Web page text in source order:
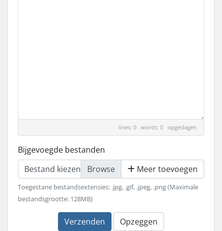
lines: 0 words: 0 opgeslagen
Bijgevoegde bestanden
Bestand kiezen
Meer toevoegen
Toegestane bestandsextensies: .jpg, .gif, .jpeg, .png (Maximale
bestandsgrootte: 128MB)
Verzenden Opzeggen